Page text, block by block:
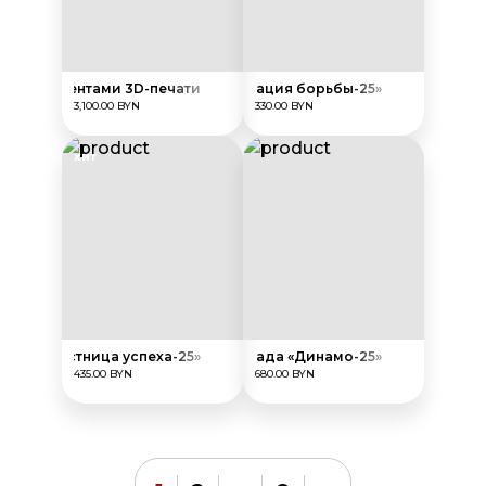
с элементами 3D-печати
3,100.00 BYN
Награда «Белорусская федерация борьбы-25»
330.00 BYN
ХИТ
«Лестница успеха-25»
435.00 BYN
Награда «Динамо-25»
680.00 BYN